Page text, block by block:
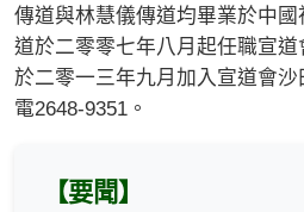
傳道與林慧儀傳道均畢業於中
道於二零零七年八月起任職宣
於二零一三年九月加入宣道會沙
電2648-9351。
【要聞】